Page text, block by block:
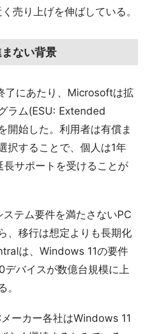
売り上げを伸ばしている。
ない背景
了にあたり、Microsoftは拡
ラム(ESU: Extended
始した。利用者は有償ま
択することで、個人は1年
サポートを受けることが
テム要件を満たさないPC
、移行は想定よりも長期化
は、Windows 11の要件
バイスが数億台規模に上
。
ーカー各社はWindows 11